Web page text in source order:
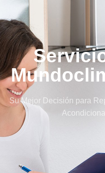
Su Mejor Decisión para